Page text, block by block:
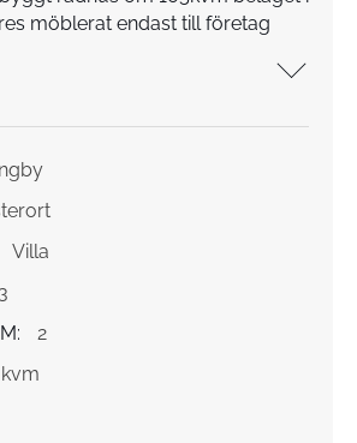
möblerat endast till företag
Villa
3
2